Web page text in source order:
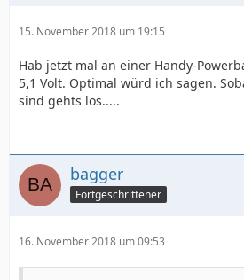
15. November 2018 um 19:15
Hab jetzt mal an einer Handy-
5,1 Volt. Optimal würd ich sagen.
sind gehts los.....
bagger
Fortgeschrittener
16. November 2018 um 09:53